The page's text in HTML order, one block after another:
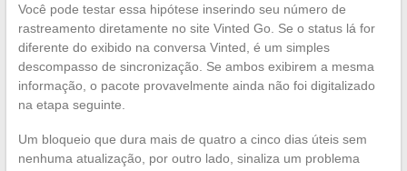
Você pode testar essa hipótese inserindo seu número de
rastreamento diretamente no site Vinted Go. Se o status lá for
diferente do exibido na conversa Vinted, é um simples
descompasso de sincronização. Se ambos exibirem a mesma
informação, o pacote provavelmente ainda não foi digitalizado
na etapa seguinte.
Um bloqueio que dura mais de quatro a cinco dias úteis sem
nenhuma atualização, por outro lado, sinaliza um problema